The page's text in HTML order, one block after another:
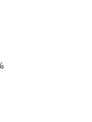
• وزارة